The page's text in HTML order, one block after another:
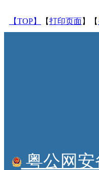
【TOP】 【打印页面】【
粤公网安